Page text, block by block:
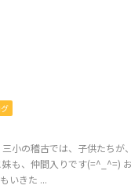
小の稽古では、子供たちが
も、仲間入りです(=^_^=)
いきた ...